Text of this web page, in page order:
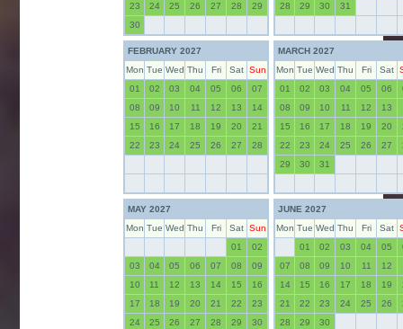
23
24 25 26 27 28
29
30
28
29 30 31
FEBRUARY 2027
Mon Tue Wed Thu Fri Sat Sun
01
02 03 04 05 06
07
08
09 10 11 12 13
14
15
16 17 18 19 20
21
22
23 24 25 26 27 28
MARCH 2027
Mon Tue Wed Thu Fri Sat
01
02 03 04 05 06
08
09 10 11 12 13
15
16 17 18 19 20
22
23 24 25 26 27
29
30 31
MAY 2027
Mon Tue Wed Thu Fri Sat Sun
01
02
03
04 05 06 07 08
09
10
11 12 13 14 15
16
17
18 19 20 21 22
23
24
25 26 27 28 29
30
JUNE 2027
Mon Tue Wed Thu Fri Sat
01
02 03 04 05
07
08 09 10 11 12
14
15 16 17 18 19
21
22 23 24 25 26
28
29 30